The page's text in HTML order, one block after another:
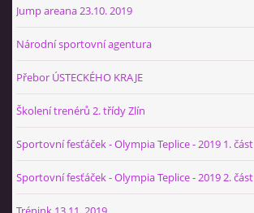
Jump areana 23.10. 2019
Národní sportovní agentura
Přebor ÚSTECKÉHO KRAJE
Školení trenérů 2. třídy Zlín
Sportovní fesťáček - Olympia Teplice - 2019 1. část
Sportovní fesťáček - Olympia Teplice - 2019 2. část